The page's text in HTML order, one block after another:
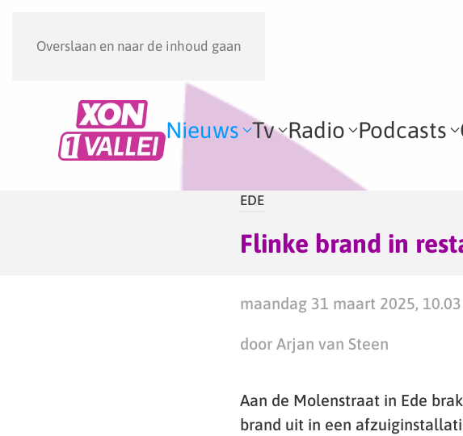
Overslaan en naar de inhoud gaan
Nieuws Tv Radio Podcasts
EDE
Flinke brand in
maandag 31 maart 2025, 10.03
door Arjan van Steen
Aan de Molenstraat in Ede
brand uit in een